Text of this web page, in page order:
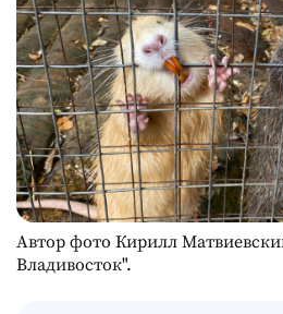
Автор фото Кирилл
Владивосток".